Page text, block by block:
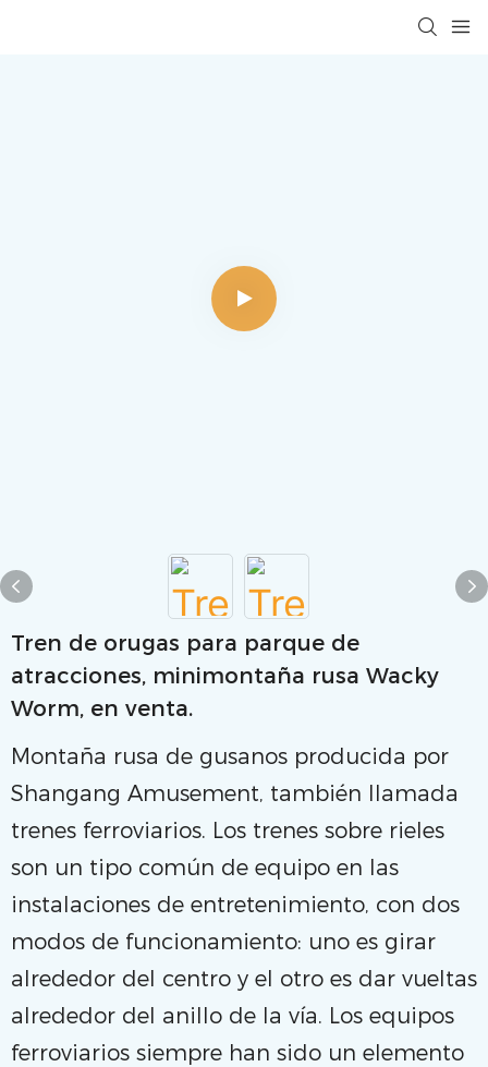
Tren de orugas para parque de
atracciones, minimontaña rusa Wacky
Worm, en venta.
Montaña rusa de gusanos producida por
Shangang Amusement, también llamada
trenes ferroviarios. Los trenes sobre rieles
son un tipo común de equipo en las
instalaciones de entretenimiento, con dos
modos de funcionamiento: uno es girar
alrededor del centro y el otro es dar vueltas
alrededor del anillo de la vía. Los equipos
ferroviarios siempre han sido un elemento